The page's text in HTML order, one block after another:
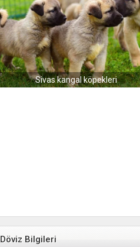
Sivas kangal köpekleri
Döviz Bilgileri